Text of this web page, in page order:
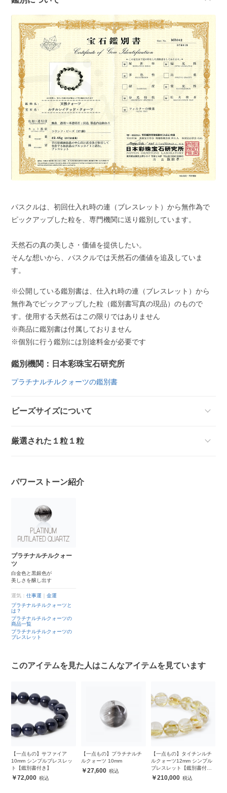
パスクルは、初回仕入れ時の連（ブレスレット）から無作為で
ピックアップした粒を、専門機関に送り鑑別しています。
天然石の真の美しさ・価値を提供したい。
そんな想いから、パスクルでは天然石の価値を追及していま
す。
※公開している鑑別書は、仕入れ時の連（ブレスレット）から
無作為でピックアップした粒（鑑別書写真の現品）のもので
す。使用する天然石はこの限りではありません
※商品に鑑別書は付属しておりません
※個別に行う鑑別には別途料金が必要です
鑑別機関：日本彩珠宝石研究所
プラチナルチルクォーツの鑑別書
ビーズサイズについて
厳選された１粒１粒
パワーストーン紹介
プラチナルチルクォー
ツ
白金色と黒銀色が
美しさを醸し出す
運気：仕事運 ｜金運
プラチナルチルクォーツと
は？
プラチナルチルクォーツの
商品一覧
プラチナルチルクォーツの
ブレスレット
このアイテムを見た人はこんなアイテムを見ています
【一点もの】サファイア
10mm シンプルブレスレッ
ト【鑑別書付き】
72,000
【一点もの】プラチナルチ
ルクォーツ 10mm
27,600
【一点もの】タイチンルチ
ルクォーツ12mm シンプル
ブレスレット【鑑別書付
き】210,000